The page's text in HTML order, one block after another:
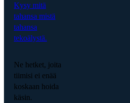
Kysy mitä
tahansa mistä
tahansa
tekoälystä.
Ne hetket, joita
tiimisi ei enää
koskaan hoida
käsin.